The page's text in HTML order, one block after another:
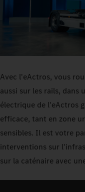
Avec l'eActros, vous
aussi sur les rails, dans
électrique de l'eActros
efficace, tant en zone
sensibles. Il est votre
interventions sur
sur la caténaire avec